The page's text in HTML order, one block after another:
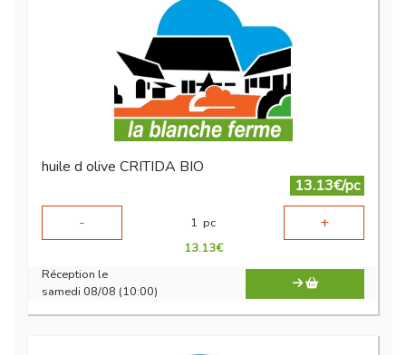
huile d olive CRITIDA BIO
13.13€/pc
-
1 pc +
13.13€
Réception le
samedi 08/08 (10:00)